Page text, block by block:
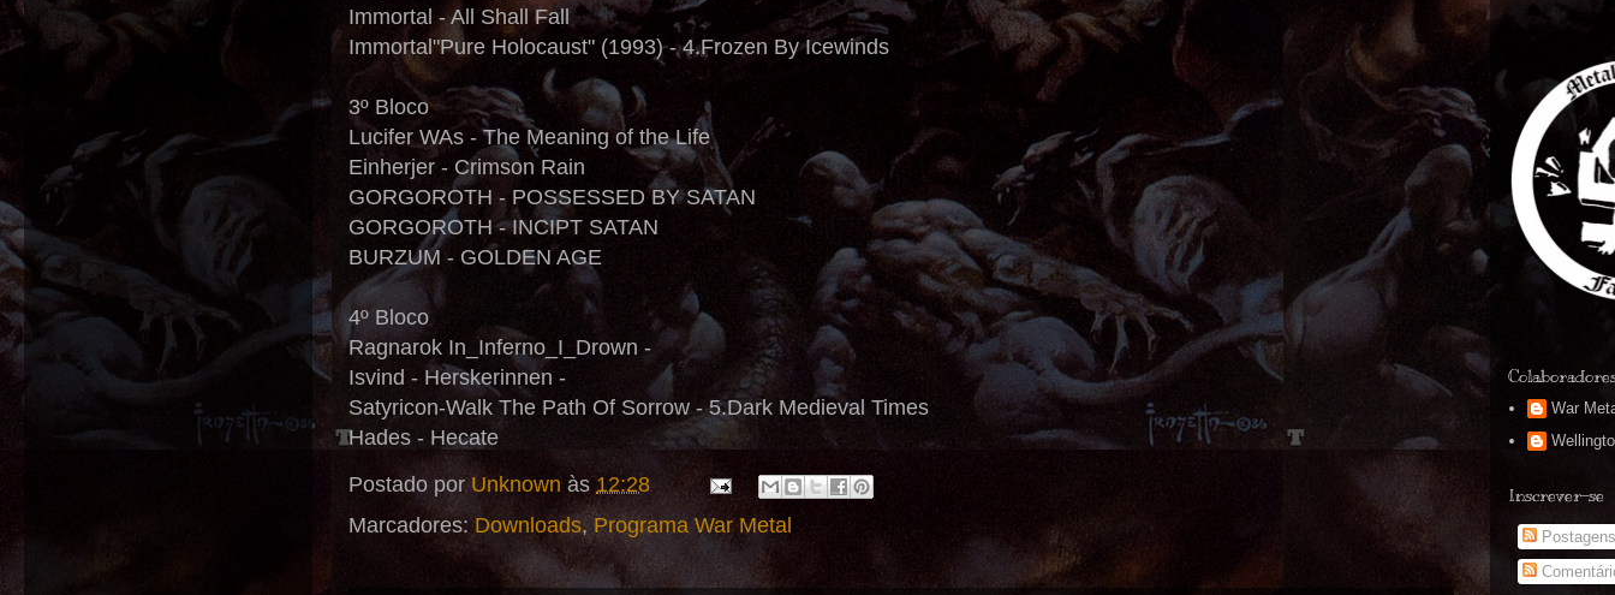
Immortal - All Shall Fall
Immortal"Pure Holocaust" (1993) - 4.Frozen By Icewinds
3º Bloco
Lucifer WAs - The Meaning of the Life
Einherjer - Crimson Rain
GORGOROTH - POSSESSED BY SATAN
GORGOROTH - INCIPT SATAN
BURZUM - GOLDEN AGE
4º Bloco
Ragnarok In_Inferno_I_Drown -
Isvind - Herskerinnen -
Satyricon-Walk The Path Of Sorrow - 5.Dark Medieval Times
Hades - Hecate
Postado por Unknown às 12:28
Marcadores: Downloads,Programa War Metal
War
Inscrever-se
Postagens